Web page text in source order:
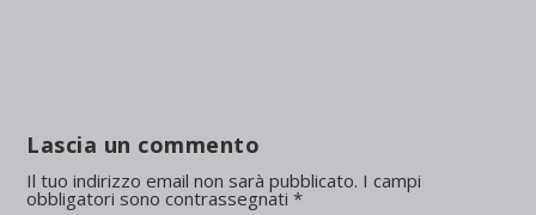
Lascia un commento
Il tuo indirizzo email non sarà pubblicato. I campi
obbligatori sono contrassegnati*